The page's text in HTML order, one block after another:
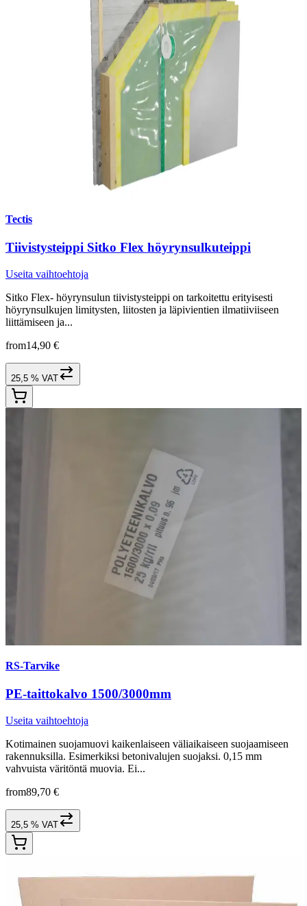
Tectis
Tiivistysteippi Sitko Flex höyrynsulkuteippi
Useita vaihtoehtoja
Sitko Flex- höyrynsulun tiivistysteippi on tarkoitettu erityisesti
höyrynsulkujen limitysten, liitosten ja läpivientien ilmatiiviiseen
liittämiseen ja...
from14,90 €
25,5 % VAT
RS-Tarvike
PE-taittokalvo 1500/3000mm
Useita vaihtoehtoja
Kotimainen suojamuovi kaikenlaiseen väliaikaiseen suojaamiseen
rakennuksilla. Esimerkiksi betonivalujen suojaksi. 0,15 mm
vahvuista väritöntä muovia. Ei...
from89,70 €
25,5 % VAT